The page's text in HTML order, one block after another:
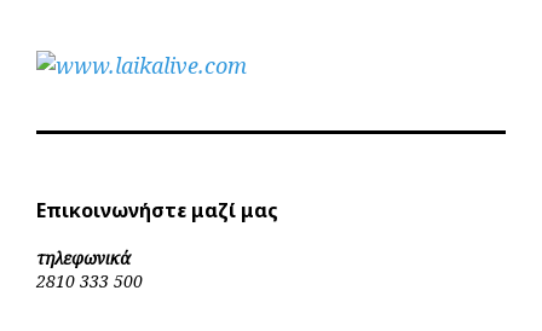
Επικοινωνήστε μαζί μας
τηλεφωνικά
2810 333 500